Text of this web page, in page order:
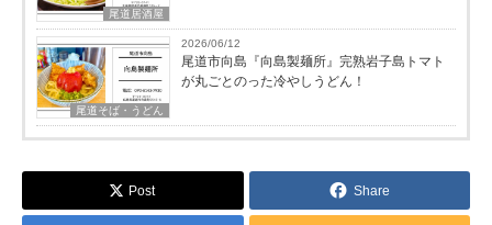
尾道居酒屋
尾道そば・うどん
2026/06/12
尾道市向島『向島製麺所』完熟岩子島トマト
が丸ごとのった冷やしうどん！
Post Share